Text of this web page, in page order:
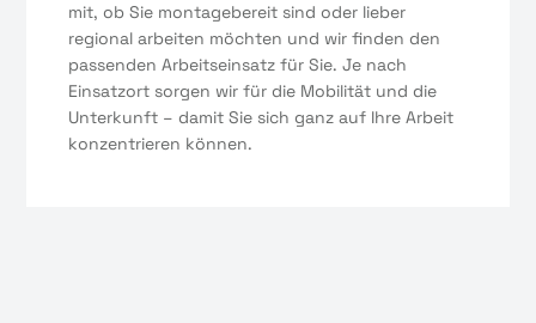
mit, ob Sie montagebereit sind oder lieber
regional arbeiten möchten und wir finden den
passenden Arbeitseinsatz für Sie. Je nach
Einsatzort sorgen wir für die Mobilität und die
Unterkunft – damit Sie sich ganz auf Ihre Arbeit
konzentrieren können.